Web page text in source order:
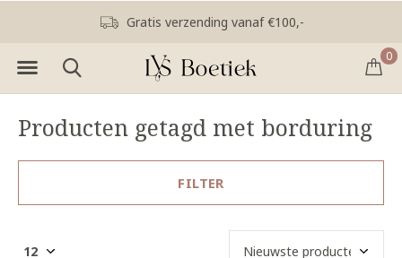
0
Gratis verzending vanaf €100,-
Producten getagd met borduring
FILTER